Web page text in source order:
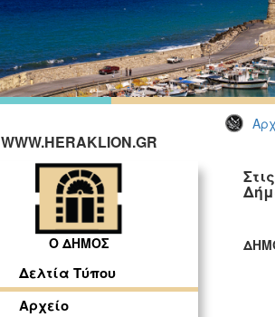
WWW.HERAKLION.GR
Ο ΔΗΜΟΣ
Δελτία Τύπου
Αρχείο